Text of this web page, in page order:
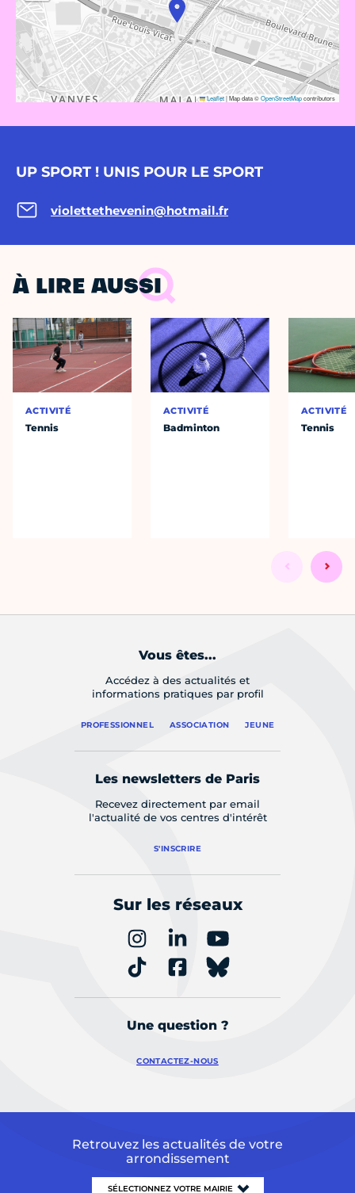
Leaflet|Map data ©OpenStreetMapcontributors
UP SPORT ! UNIS POUR LE SPORT
violettethevenin@hotmail.fr
À LIRE AUSSI
ACTIVITÉ
Tennis
ACTIVITÉ
Badminton
ACTIVITÉ
Tennis
Vous êtes...
Accédez à des actualités et
informations pratiques par profil
PROFESSIONNEL ASSOCIATION JEUNE
Les newsletters de Paris
Recevez directement par email
l'actualité de vos centres d'intérêt
S'INSCRIRE
Sur les réseaux
Une question ?
CONTACTEZ-NOUS
Retrouvez les actualités de votre
arrondissement